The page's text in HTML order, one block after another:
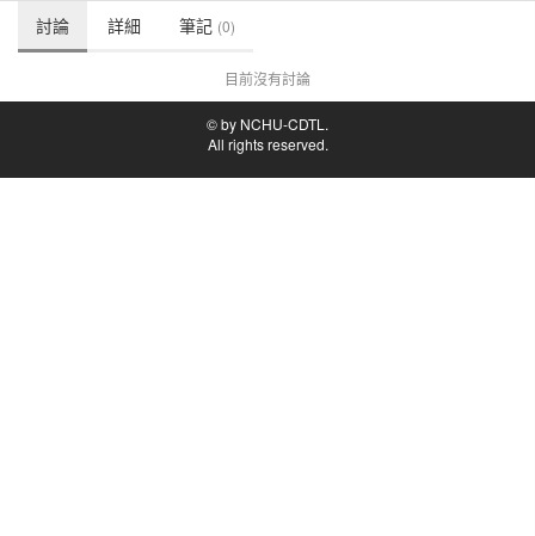
討論 詳細 筆記 (0)
目前沒有討論
© by NCHU-CDTL.
All rights reserved.